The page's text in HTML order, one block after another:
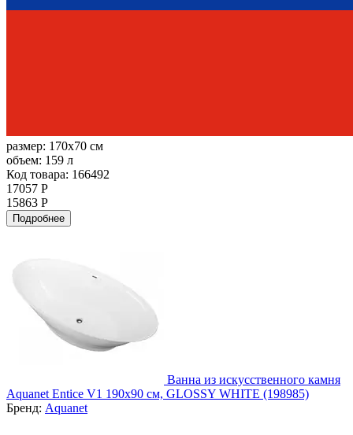
размер: 170x70 см
объем: 159 л
Код товара: 166492
17057 Р
15863 Р
Подробнее
Ванна из искусственного камня
Aquanet Entice V1 190х90 см, GLOSSY WHITE (198985)
Бренд: Aquanet